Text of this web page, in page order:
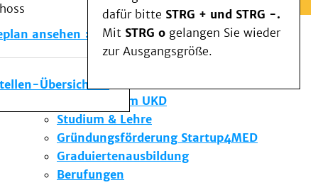
ansehen
Übersicht
dafür bitte STRG + und STRG -.
Mit STRG o gelangen Sie wieder
zur Ausgangsgröße.
Kommunikation im Medizinwesen (KIM)
Notfall
Forschung & Lehre
Die Institute des UKD
Forschung am UKD
Studium & Lehre
Gründungsförderung Startup4MED
Graduiertenausbildung
Berufungen